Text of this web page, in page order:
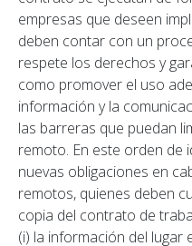
empresas que deseen
deben contar con un
respete los derechos y
como promover el uso
información y la
las barreras que puedan
remoto. En este orden de
nuevas obligaciones en
remotos, quienes deben
copia del contrato de
(i) la información del lugar